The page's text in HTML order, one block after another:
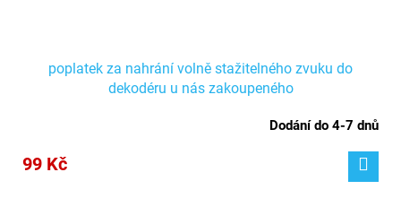
poplatek za nahrání volně stažitelného zvuku do
dekodéru u nás zakoupeného
Dodání do 4-7 dnů
99 Kč